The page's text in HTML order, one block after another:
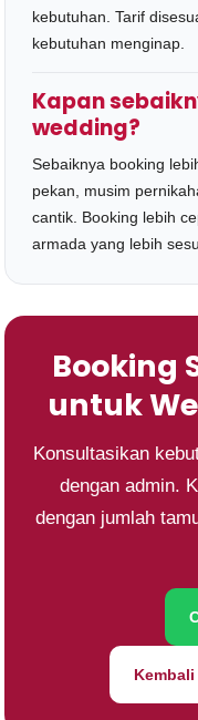
kebutuhan. Tarif
kebutuhan menginap.
Kapan
wedding?
Sebaiknya booking
pekan, musim
cantik. Booking lebih
armada yang lebih
Booking
untuk
Konsultasikan
dengan admin.
dengan jumlah